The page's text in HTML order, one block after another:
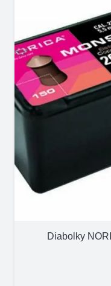
Diabolky